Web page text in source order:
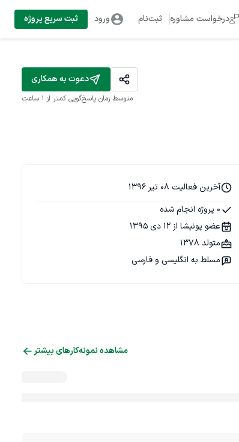
درخواست مشاوره ثبت‌نام ورود ثبت سریع پروژه
دعوت به همکاری
متوسط زمان پاسخ‌گویی کمتر از 1 ساعت
آخرین فعالیت 08 تیر 1396
0 پروژه انجام شده
عضو پونیشا از 12 دی 1395
متولد 1378
مسلط به انگلیسی و فارسی
مشاهده نمونه‌کارهای بیشتر